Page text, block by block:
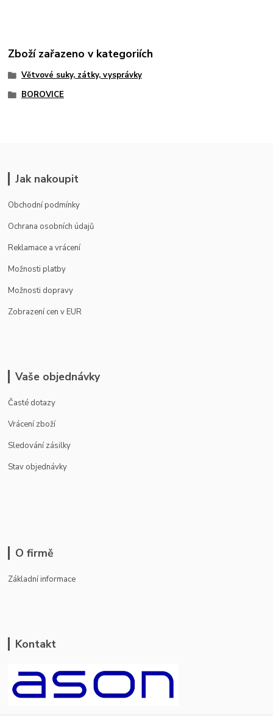
Zboží zařazeno v kategoriích
Větvové suky, zátky, vysprávky
BOROVICE
Jak nakoupit
Obchodní podmínky
Ochrana osobních údajů
Reklamace a vrácení
Možnosti platby
Možnosti dopravy
Zobrazení cen v EUR
Vaše objednávky
Časté dotazy
Vrácení zboží
Sledování zásilky
Stav objednávky
O firmě
Základní informace
Kontakt